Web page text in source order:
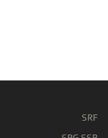
SRF